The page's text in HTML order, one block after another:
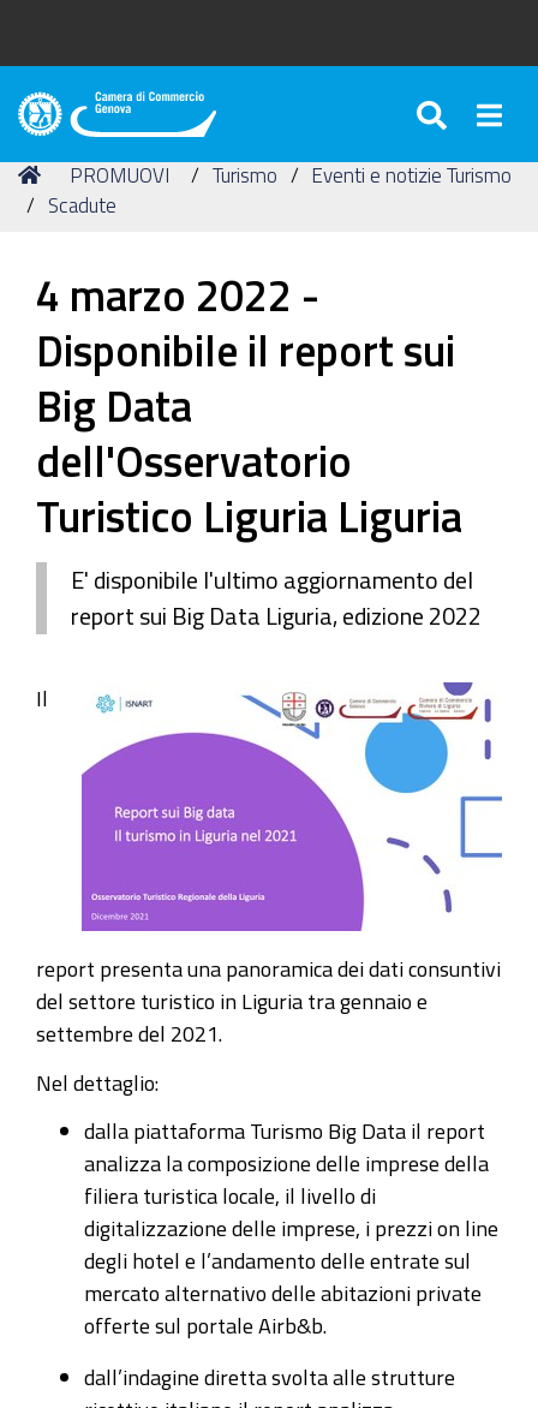
Camera
Commercio
di
Tu
sei
Home
PROMUOVI Turismo
Eventi e notizie Turismo
Scadute
4 marzo 2022 -
Disponibile il report sui
Big Data
dell'Osservatorio
Turistico Liguria Liguria
E' disponibile l'ultimo aggiornamento del
report sui Big Data Liguria, edizione 2022
Il
report presenta una panoramica dei dati consuntivi
del settore turistico in Liguria tra gennaio e
settembre del 2021.
Nel dettaglio:
dalla piattaforma Turismo Big Data il report
analizza la composizione delle imprese della
filiera turistica locale, il livello di
digitalizzazione delle imprese, i prezzi on line
degli hotel e l’andamento delle entrate sul
mercato alternativo delle abitazioni private
offerte sul portale Airb&b.
dall’indagine diretta svolta alle strutture